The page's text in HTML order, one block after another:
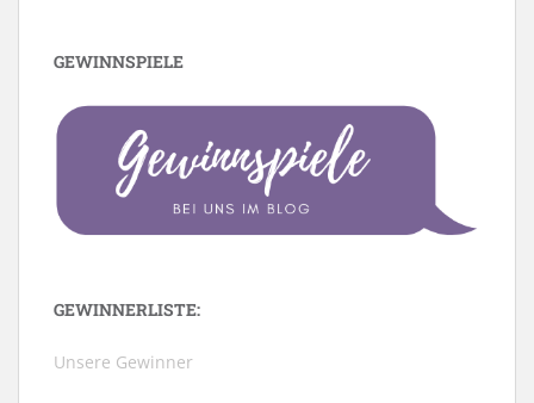
GEWINNSPIELE
GEWINNERLISTE:
Unsere Gewinner